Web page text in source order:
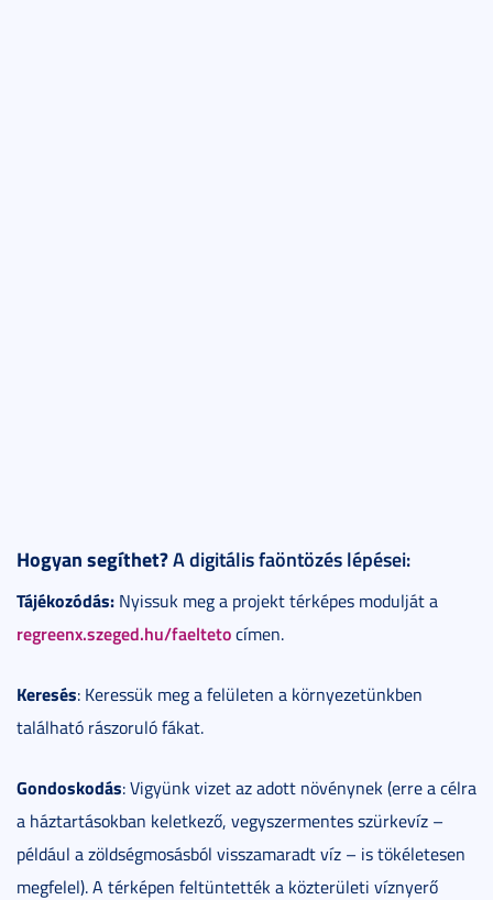
Hogyan segíthet?A digitális faöntözés lépései:
Tájékozódás: Nyissuk meg a projekt térképes modulját a
regreenx.szeged.hu/faeltetocímen.
Keresés: Keressük meg a felületen a környezetünkben
található rászoruló fákat.
Gondoskodás: Vigyünk vizet az adott növénynek (erre a célra
a háztartásokban keletkező, vegyszermentes szürkevíz –
például a zöldségmosásból visszamaradt víz – is tökéletesen
megfelel). A térképen feltüntették a közterületi víznyerő